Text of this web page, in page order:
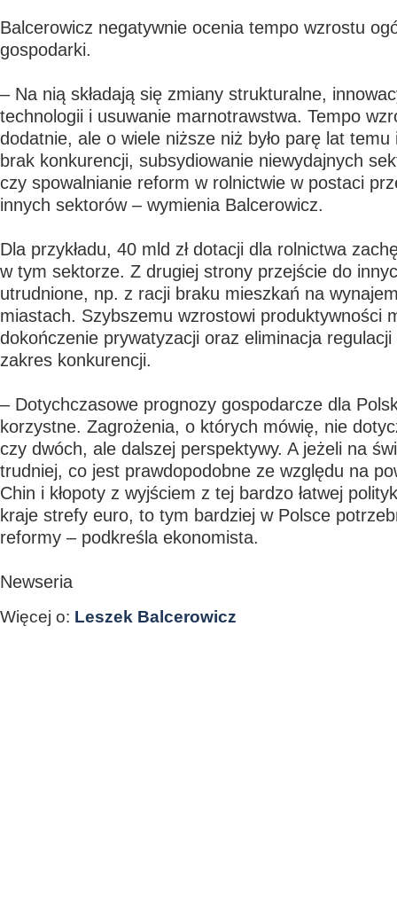
Balcerowicz negatywnie ocenia tempo wzrostu
gospodarki.
– Na nią składają się zmiany strukturalne,
technologii i usuwanie marnotrawstwa. Tempo
dodatnie, ale o wiele niższe niż było parę lat
brak konkurencji, subsydiowanie niewydajnych
czy spowalnianie reform w rolnictwie w postaci
innych sektorów – wymienia Balcerowicz.
Dla przykładu, 40 mld zł dotacji dla rolnictwa
w tym sektorze. Z drugiej strony przejście do
utrudnione, np. z racji braku mieszkań na
miastach. Szybszemu wzrostowi produktywności
dokończenie prywatyzacji oraz eliminacja
zakres konkurencji.
– Dotychczasowe prognozy gospodarcze dla
korzystne. Zagrożenia, o których mówię, nie
czy dwóch, ale dalszej perspektywy. A jeżeli na
trudniej, co jest prawdopodobne ze względu na
Chin i kłopoty z wyjściem z tej bardzo łatwej
kraje strefy euro, to tym bardziej w Polsce
reformy – podkreśla ekonomista.
Newseria
Więcej o: Leszek Balcerowicz